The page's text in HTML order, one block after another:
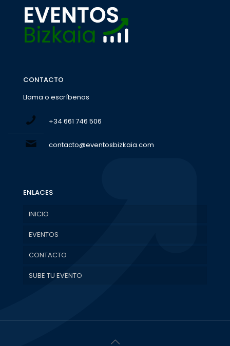
CONTACTO
Llama o escríbenos
+34 661 746 506
contacto@eventosbizkaia.com
ENLACES
INICIO
EVENTOS
CONTACTO
SUBE TU EVENTO